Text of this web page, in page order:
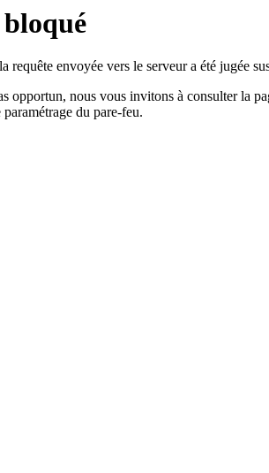
bloqué
envoyée vers le serveur a été jugée
opportun, nous vous invitons à consulter la
du pare-feu.